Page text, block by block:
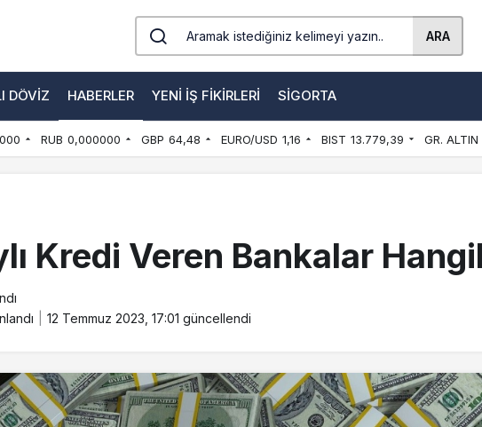
ARA
DÖVIZ HABERLER YENI İŞ FIKIRLERI SIGORTA
RUB 0,000000 GBP 64,48 EURO/USD 1,16 BIST 13.779,39 GR. ALTIN
Kredi Veren Bankalar
12 Temmuz 2023, 17:01 güncellendi